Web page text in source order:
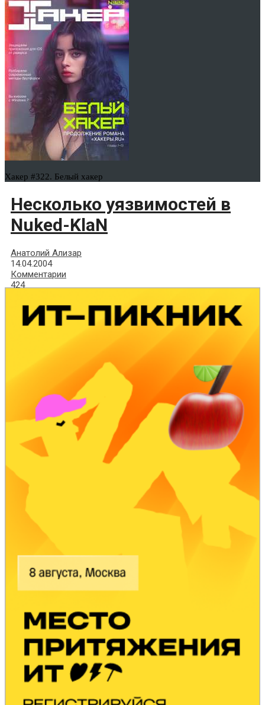
Хакер #322. Белый хакер
Несколько уязвимостей в
Nuked-KlaN
Анатолий Ализар
14.04.2004
Комментарии
424